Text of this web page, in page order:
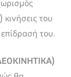
του
του.